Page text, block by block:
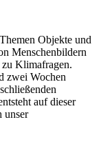
Objekte und
Menschenbildern
Klimafragen.
zwei Wochen
auf dieser
unser